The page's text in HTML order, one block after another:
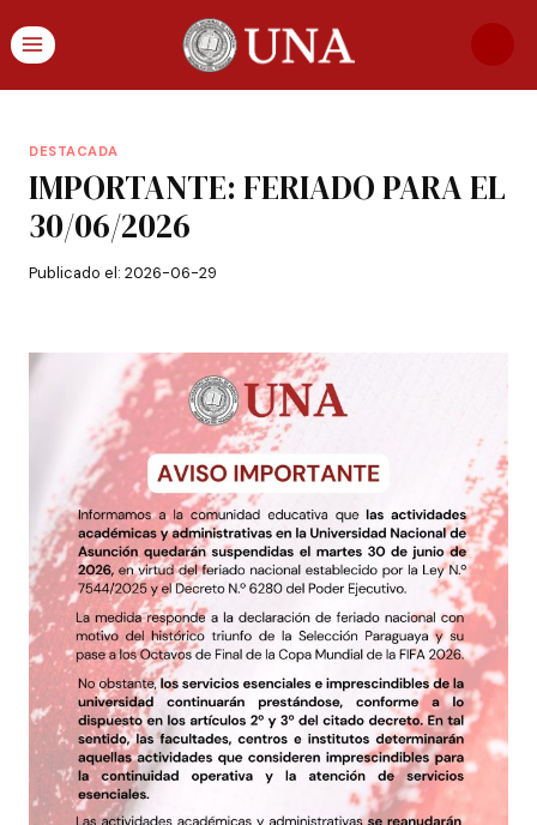
DESTACADA
IMPORTANTE: FERIADO PARA EL
30/06/2026
Publicado el: 2026-06-29